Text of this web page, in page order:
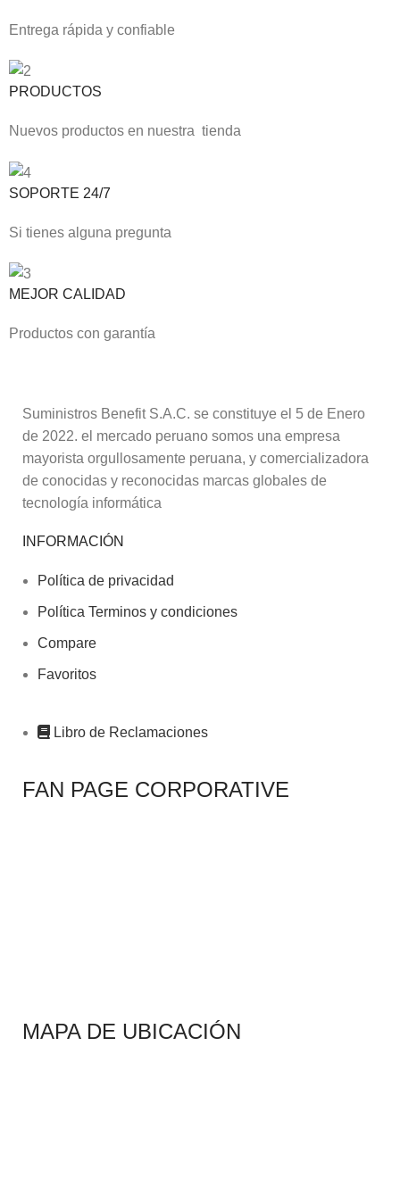
Entrega rápida y confiable
PRODUCTOS
Nuevos productos en nuestra tienda
SOPORTE 24/7
Si tienes alguna pregunta
MEJOR CALIDAD
Productos con garantía
Suministros Benefit S.A.C. se constituye el 5 de Enero
de 2022. el mercado peruano somos una empresa
mayorista orgullosamente peruana, y comercializadora
de conocidas y reconocidas marcas globales de
tecnología informática
INFORMACIÓN
Política de privacidad
Política Terminos y condiciones
Compare
Favoritos
Libro de Reclamaciones
FAN PAGE CORPORATIVE
MAPA DE UBICACIÓN